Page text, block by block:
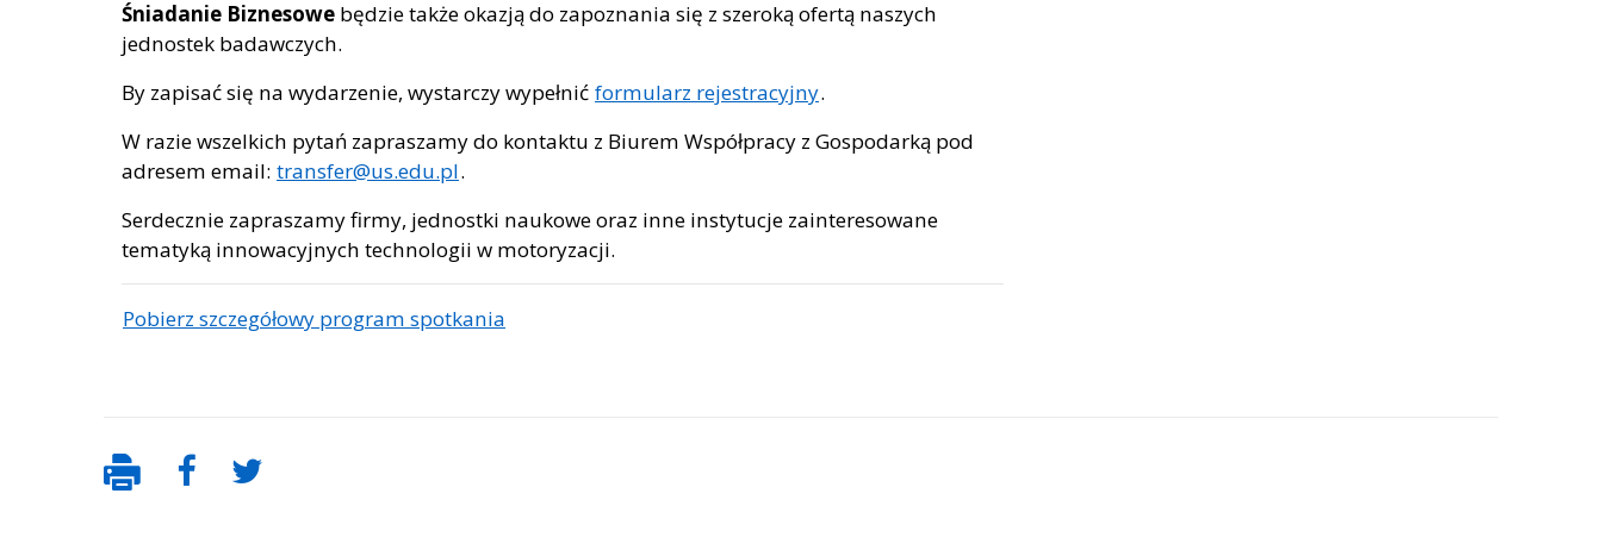
Śniadanie Biznesowe będzie także okazją do zapoznania się z szeroką ofertą naszych
jednostek badawczych.
By zapisać się na wydarzenie, wystarczy wypełnić formularz rejestracyjny.
W razie wszelkich pytań zapraszamy do kontaktu z Biurem Współpracy z Gospodarką pod
adresem email: transfer@us.edu.pl.
Serdecznie zapraszamy firmy, jednostki naukowe oraz inne instytucje zainteresowane
tematyką innowacyjnych technologii w motoryzacji.
Pobierz szczegółowy program spotkania